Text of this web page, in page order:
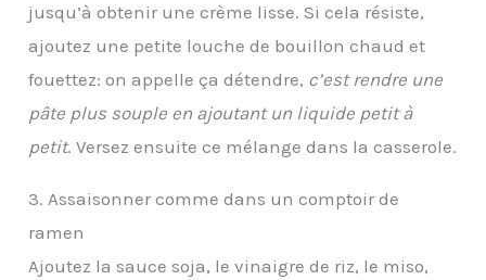
jusqu’à obtenir une crème lisse. Si cela résiste,
ajoutez une petite louche de bouillon chaud et
fouettez: on appelle ça détendre, c’est rendre une
pâte plus souple en ajoutant un liquide petit à
petit. Versez ensuite ce mélange dans la casserole.
3. Assaisonner comme dans un comptoir de
ramen
Ajoutez la sauce soja, le vinaigre de riz, le miso,